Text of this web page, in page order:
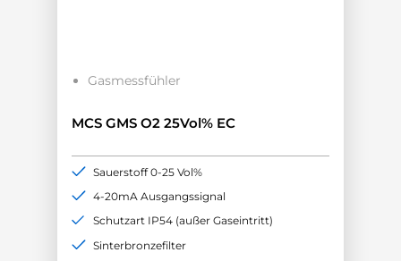
Gasmessfühler
MCS GMS O2 25Vol% EC
Sauerstoff 0-25 Vol%
4-20mA Ausgangssignal
Schutzart IP54 (außer Gaseintritt)
Sinterbronzefilter